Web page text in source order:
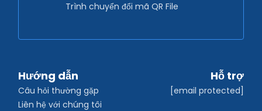
Trình chuyển đổi mã QR File
Hướng dẫn
Câu hỏi thường gặp
Liên hệ với chúng tôi
Hỗ trợ
[email protected]